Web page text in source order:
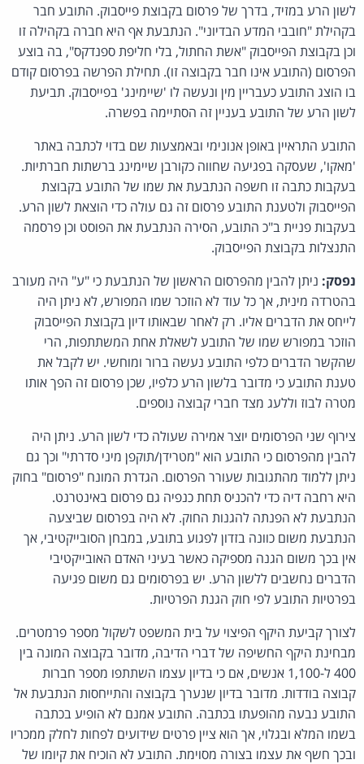
לשון הרע במזיד, בדרך של פרסום בקבוצת פייסבוק. התובע חבר
בקהילת "חובבי המדע הבדיוני". הנתבעת אף היא חברה בקהילה זו
וכן בקבוצת הפייסבוק "אשת החתול, בלי חליפת ספנדקס", בה בוצע
הפרסום (התובע אינו חבר בקבוצה זו). תחילת הפרשה בפרסום קודם
בו הוצג התובע כעבריין מין ונעשה לו 'שיימינג' בפייסבוק. תביעת
לשון הרע של התובע בעניין זה הסתיימה בפשרה.
התובע התראיין באופן אנונימי ובאמצעות שם בדוי לכתבה באתר
'מאקו', שעסקה בפגיעה שחווה כקורבן שיימינג ברשתות חברתיות.
בעקבות כתבה זו חשפה הנתבעת את שמו של התובע בקבוצת
הפייסבוק ולטענת התובע פרסום זה גם עולה כדי הוצאת לשון הרע.
בעקבות פניית ב"כ התובע, הסירה הנתבעת את הפוסט וכן פרסמה
התנצלות בקבוצת הפייסבוק.
נפסק: ניתן להבין מהפרסום הראשון של הנתבעת כי "ע" היה מעורב
בהטרדה מינית, אך כל עוד לא הוזכר שמו המפורש, לא ניתן היה
לייחס את הדברים אליו. רק לאחר שבאותו דיון בקבוצת הפייסבוק
הוזכר במפורש שמו של התובע לשאלת אחת המשתתפות, הרי
שהקשר הדברים כלפי התובע נעשה ברור ומוחשי. יש לקבל את
טענת התובע כי מדובר בלשון הרע כלפיו, שכן פרסום זה הפך אותו
מטרה לבוז וללעג מצד חברי קבוצה נוספים.
צירוף שני הפרסומים יוצר אמירה שעולה כדי לשון הרע. ניתן היה
להבין מהפרסום כי התובע הוא "מטרידן/תוקפן מיני סדרתי" וכך גם
ניתן ללמוד מהתגובות שעורר הפרסום. הגדרת המונח "פרסום" בחוק
היא רחבה דיה כדי להכניס תחת כנפיה גם פרסום באינטרנט.
הנתבעת לא הפנתה להגנות החוק. לא היה בפרסום שביצעה
הנתבעת משום כוונה בזדון לפגוע בתובע, במבחן הסובייקטיבי, אך
אין בכך משום הגנה מספיקה כאשר בעיני האדם האובייקטיבי
הדברים נחשבים ללשון הרע. יש בפרסומים גם משום פגיעה
בפרטיות התובע לפי חוק הגנת הפרטיות.
לצורך קביעת היקף הפיצוי על בית המשפט לשקול מספר פרמטרים.
מבחינת היקף החשיפה של דברי הדיבה, מדובר בקבוצה המונה בין
400 ל-1,100 אנשים, אם כי בדיון עצמו השתתפו מספר חברות
קבוצה בודדות. מדובר בדיון שנערך בקבוצה והתייחסות הנתבעת אל
התובע נבעה מהופעתו בכתבה. התובע אמנם לא הופיע בכתבה
בשמו המלא ובגלוי, אך הוא ציין פרטים שידועים לפחות לחלק ממכריו
ובכך חשף את עצמו בצורה מסוימת. התובע לא הוכיח את קיומו של